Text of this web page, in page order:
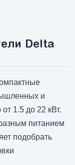
Delta
и
1.5 до 22 кВт.
питанием
подобрать